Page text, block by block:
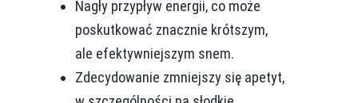
Nagły przypływ energii, co może
poskutkować znacznie krótszym,
ale efektywniejszym snem.
Zdecydowanie zmniejszy się apetyt,